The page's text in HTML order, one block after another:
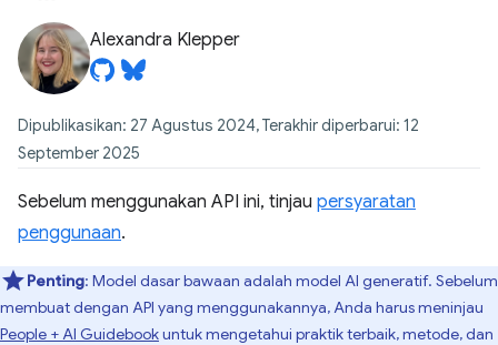
Alexandra Klepper
Dipublikasikan: 27 Agustus 2024, Terakhir diperbarui: 12
September 2025
Sebelum menggunakan API ini, tinjau persyaratan
penggunaan.
Penting: Model dasar bawaan adalah model AI generatif. Sebelum
membuat dengan API yang menggunakannya, Anda harus meninjau
People + AI Guidebookuntuk mengetahui praktik terbaik, metode, dan